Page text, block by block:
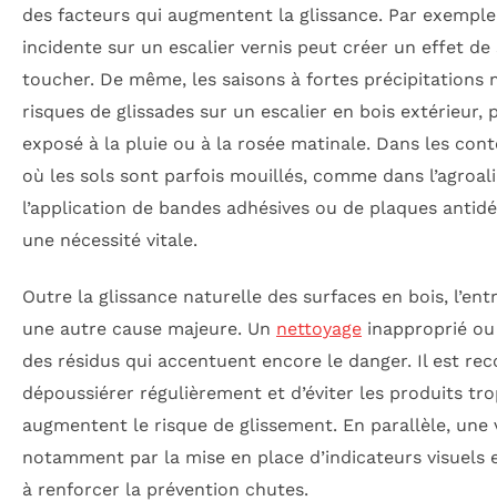
des facteurs qui augmentent la glissance. Par
incidente sur un escalier vernis peut créer un effet de
toucher. De même, les saisons à fortes précipitations
risques de glissades sur un escalier en bois extérieur,
exposé à la pluie ou à la rosée matinale. Dans les
où les sols sont parfois mouillés, comme dans
l’application de bandes adhésives ou de plaques
une nécessité vitale.
Outre la glissance naturelle des surfaces en bois,
une autre cause majeure. Un nettoyage inapproprié
des résidus qui accentuent encore le danger. Il est
dépoussiérer régulièrement et d’éviter les produits
augmentent le risque de glissement. En parallèle, une
notamment par la mise en place d’indicateurs
à renforcer la prévention chutes.